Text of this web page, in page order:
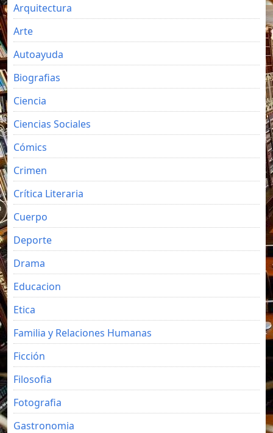
Arquitectura
Arte
Autoayuda
Biografias
Ciencia
Ciencias Sociales
Cómics
Crimen
Crítica Literaria
Cuerpo
Deporte
Drama
Educacion
Etica
Familia y Relaciones Humanas
Ficción
Filosofia
Fotografia
Gastronomia